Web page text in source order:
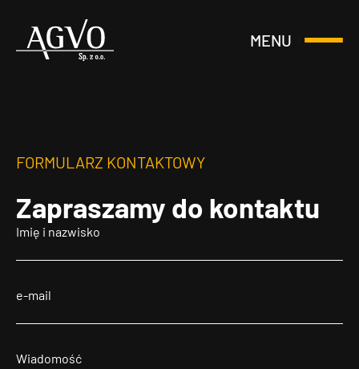
Header
MENU
Otwórz
FORMULARZ KONTAKTOWY
Zapraszamy do kontaktu